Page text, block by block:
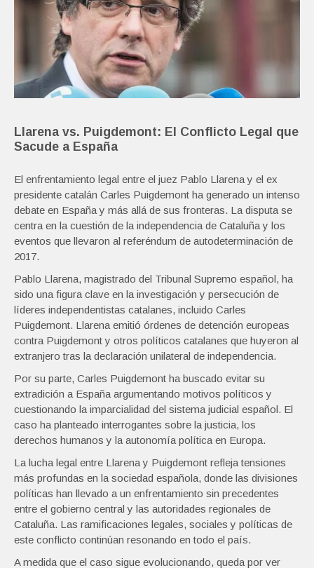
Llarena vs. Puigdemont: El Conflicto Legal que
Sacude a España
El enfrentamiento legal entre el juez Pablo Llarena y el ex
presidente catalán Carles Puigdemont ha generado un intenso
debate en España y más allá de sus fronteras. La disputa se
centra en la cuestión de la independencia de Cataluña y los
eventos que llevaron al referéndum de autodeterminación de
2017.
Pablo Llarena, magistrado del Tribunal Supremo español, ha
sido una figura clave en la investigación y persecución de
líderes independentistas catalanes, incluido Carles
Puigdemont. Llarena emitió órdenes de detención europeas
contra Puigdemont y otros políticos catalanes que huyeron al
extranjero tras la declaración unilateral de independencia.
Por su parte, Carles Puigdemont ha buscado evitar su
extradición a España argumentando motivos políticos y
cuestionando la imparcialidad del sistema judicial español. El
caso ha planteado interrogantes sobre la justicia, los
derechos humanos y la autonomía política en Europa.
La lucha legal entre Llarena y Puigdemont refleja tensiones
más profundas en la sociedad española, donde las divisiones
políticas han llevado a un enfrentamiento sin precedentes
entre el gobierno central y las autoridades regionales de
Cataluña. Las ramificaciones legales, sociales y políticas de
este conflicto continúan resonando en todo el país.
A medida que el caso sigue evolucionando, queda por ver